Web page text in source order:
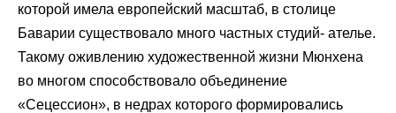
которой имела европейский масштаб, в столице
Баварии существовало много частных студий- ателье.
Такому оживлению художественной жизни Мюнхена
во многом способствовало объединение
«Сецессион», в недрах которого формировались